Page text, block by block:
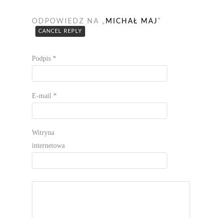
ODPOWIEDZ NA „ MICHAŁ MAJ ”
CANCEL REPLY
Podpis *
E-mail *
Witryna
internetowa